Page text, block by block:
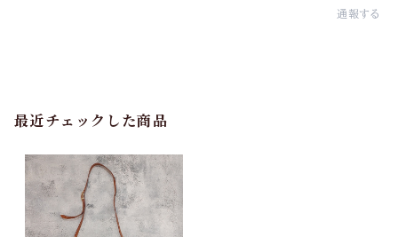
通報する
最近チェックした商品